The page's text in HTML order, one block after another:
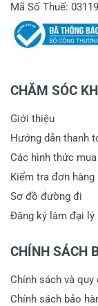
Mã Số Thuế:
CHĂM SÓC
Giới thiệu
Hướng dẫn thanh
Các hình thức
Kiểm tra đơn hàng
Sơ đồ đường đi
Đăng ký làm đại lý
CHÍNH SÁCH
Chính sách và quy
Chính sách bảo